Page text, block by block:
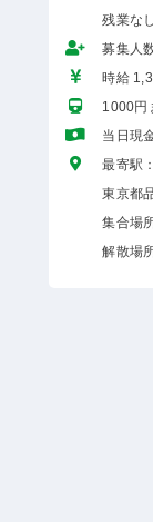
残業なし
募集人
時給
1000円
当日現
最寄駅
東京都
集合場
解散場